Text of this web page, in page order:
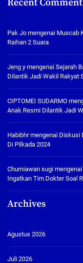
Recent
Pak Jo mengenai Muscab
Raihan 2 Suara
Jeng y mengenai Sejarah
Dilantik Jadi Wakil Rakyat
CIPTOMEI SUDARMO
Anak Resmi Dilantik Jadi
Habibhrmengenai Diskusi
Di Pilkada 2024
Churniawan sugi mengenai
Ingatkan Tim Dokter Soal
Archives
Agustus 2026
Juli 2026